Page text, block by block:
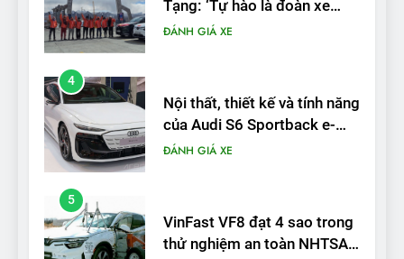
của Audi S6 Sportback e-
tron
ĐÁNH GIÁ XE
5
VinFast VF8 đạt 4 sao trong
thử nghiệm an toàn NHTSA
tại Mỹ
ĐÁNH GIÁ XE
6
Hệ thống treo đa điểm –
trang bị “đáng từng xu” trên